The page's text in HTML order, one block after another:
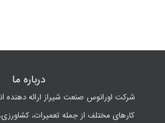
درباره ما
شرکت اورانوس صنعت شیراز ارائه دهنده
کارهای مختلف از جمله تعمیرات،